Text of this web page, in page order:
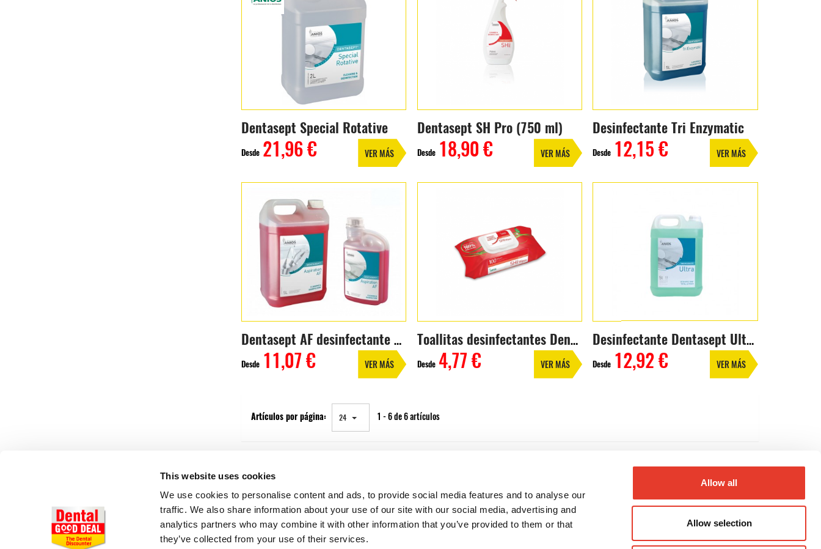
This website uses cookies
We use cookies to personalise content and ads, to provide social media features and to analyse our
traffic. We also share information about your use of our site with our social media, advertising and
analytics partners who may combine it with other information that you’ve provided to them or that
they’ve collected from your use of their services.
Allow all
Allow selection
Dentasept Special Rotative
Desde 21,96 € VER MÁS
Dentasept SH Pro (750 ml)
Desde 18,90 € VER MÁS
Desinfectante Tri Enzymatic
Desde 12,15 € VER MÁS
Dentasept AF desinfectante aspiración
Desde 11,07 € VER MÁS
Toallitas desinfectantes Dentasept SH Pro
Desde 4,77 € VER MÁS
Desinfectante Dentasept Ultra (5L)
Desde 12,92 € VER MÁS
Artículos por página: 24 1 - 6 de 6 artículos